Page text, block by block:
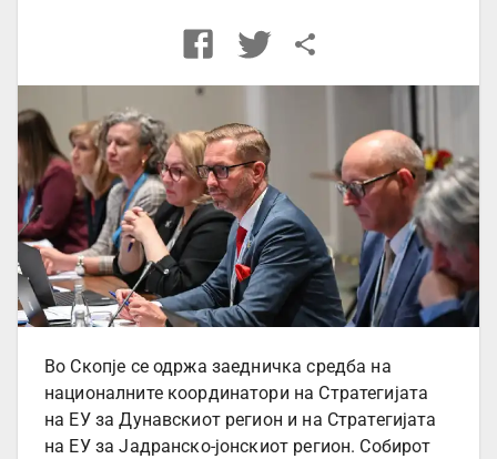
Во Скопје се одржа заедничка средба на
националните координатори на Стратегијата
на ЕУ за Дунавскиот регион и на Стратегијата
на ЕУ за Јадранско-јонскиот регион. Собирот